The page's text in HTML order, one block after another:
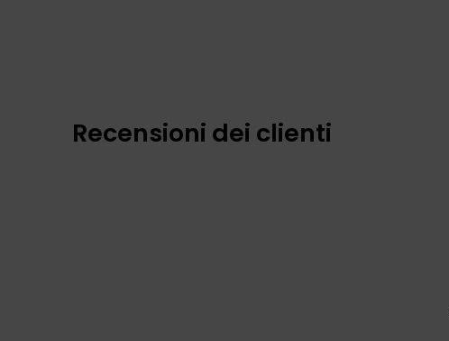
Recensioni dei clienti